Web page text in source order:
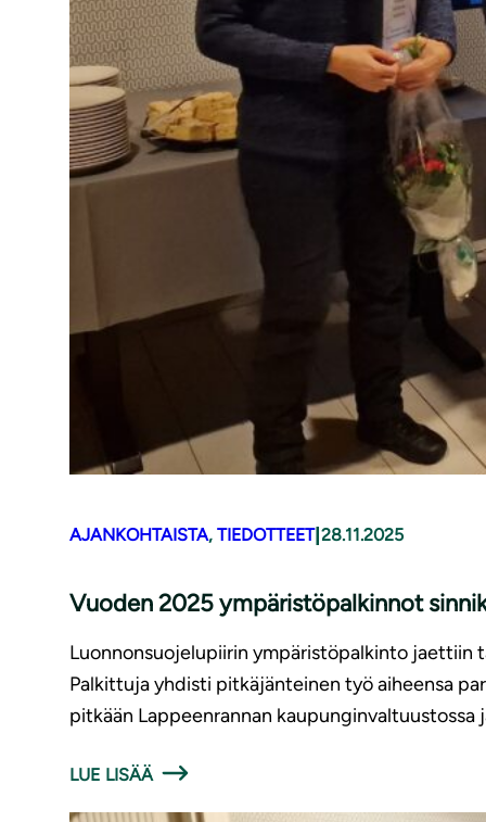
AJANKOHTAISTA, TIEDOTTEET|28.11.2025
Vuoden 2025 ympäristöpalkinnot
Luonnonsuojelupiirin ympäristöpalkinto jaettiin
Palkittuja yhdisti pitkäjänteinen työ aiheensa
pitkään Lappeenrannan kaupunginvaltuustossa
LUE LISÄÄ